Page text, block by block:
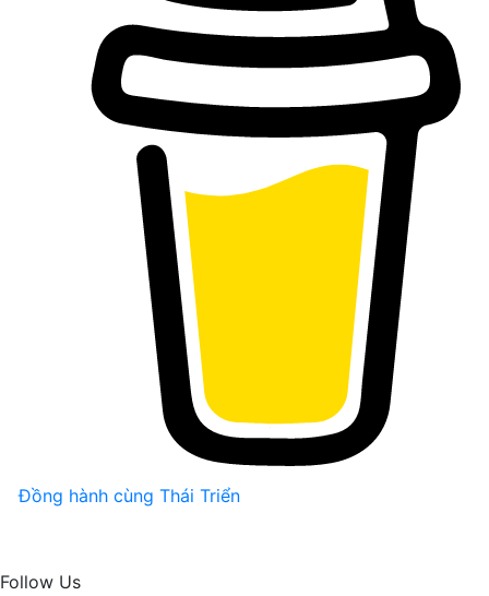
Đồng hành cùng Thái Triển
Follow Us